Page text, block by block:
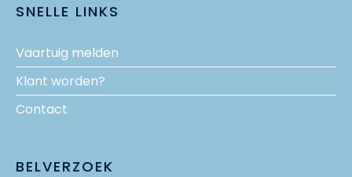
SNELLE LINKS
Vaartuig melden
Klant worden?
Contact
BELVERZOEK